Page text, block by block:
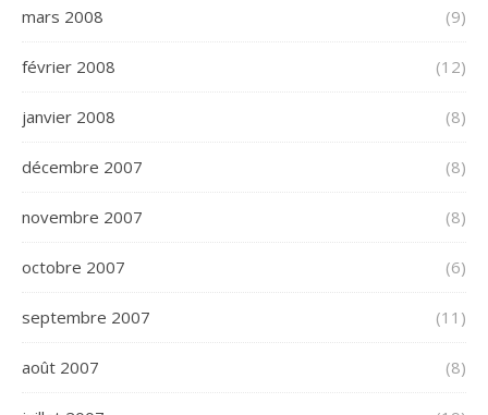
mars 2008 (9)
février 2008 (12)
janvier 2008 (8)
décembre 2007 (8)
novembre 2007 (8)
octobre 2007 (6)
septembre 2007 (11)
août 2007 (8)